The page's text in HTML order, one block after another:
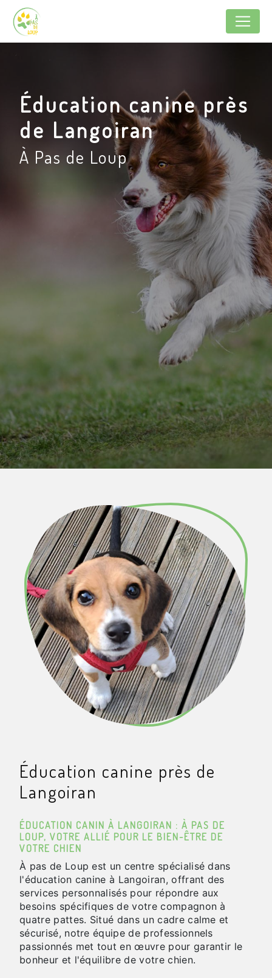
Éducation canine près
de Langoiran
À Pas de Loup
Éducation canine près de
Langoiran
ÉDUCATION CANIN À LANGOIRAN : À PAS DE
LOUP, VOTRE ALLIÉ POUR LE BIEN-ÊTRE DE
VOTRE CHIEN
À pas de Loup est un centre spécialisé dans
l'éducation canine à Langoiran, offrant des
services personnalisés pour répondre aux
besoins spécifiques de votre compagnon à
quatre pattes. Situé dans un cadre calme et
sécurisé, notre équipe de professionnels
passionnés met tout en œuvre pour garantir le
bonheur et l'équilibre de votre chien.
Panneau de gestion des cookies